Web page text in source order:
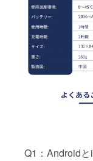
Q1：Android